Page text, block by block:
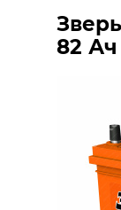
82 Ач